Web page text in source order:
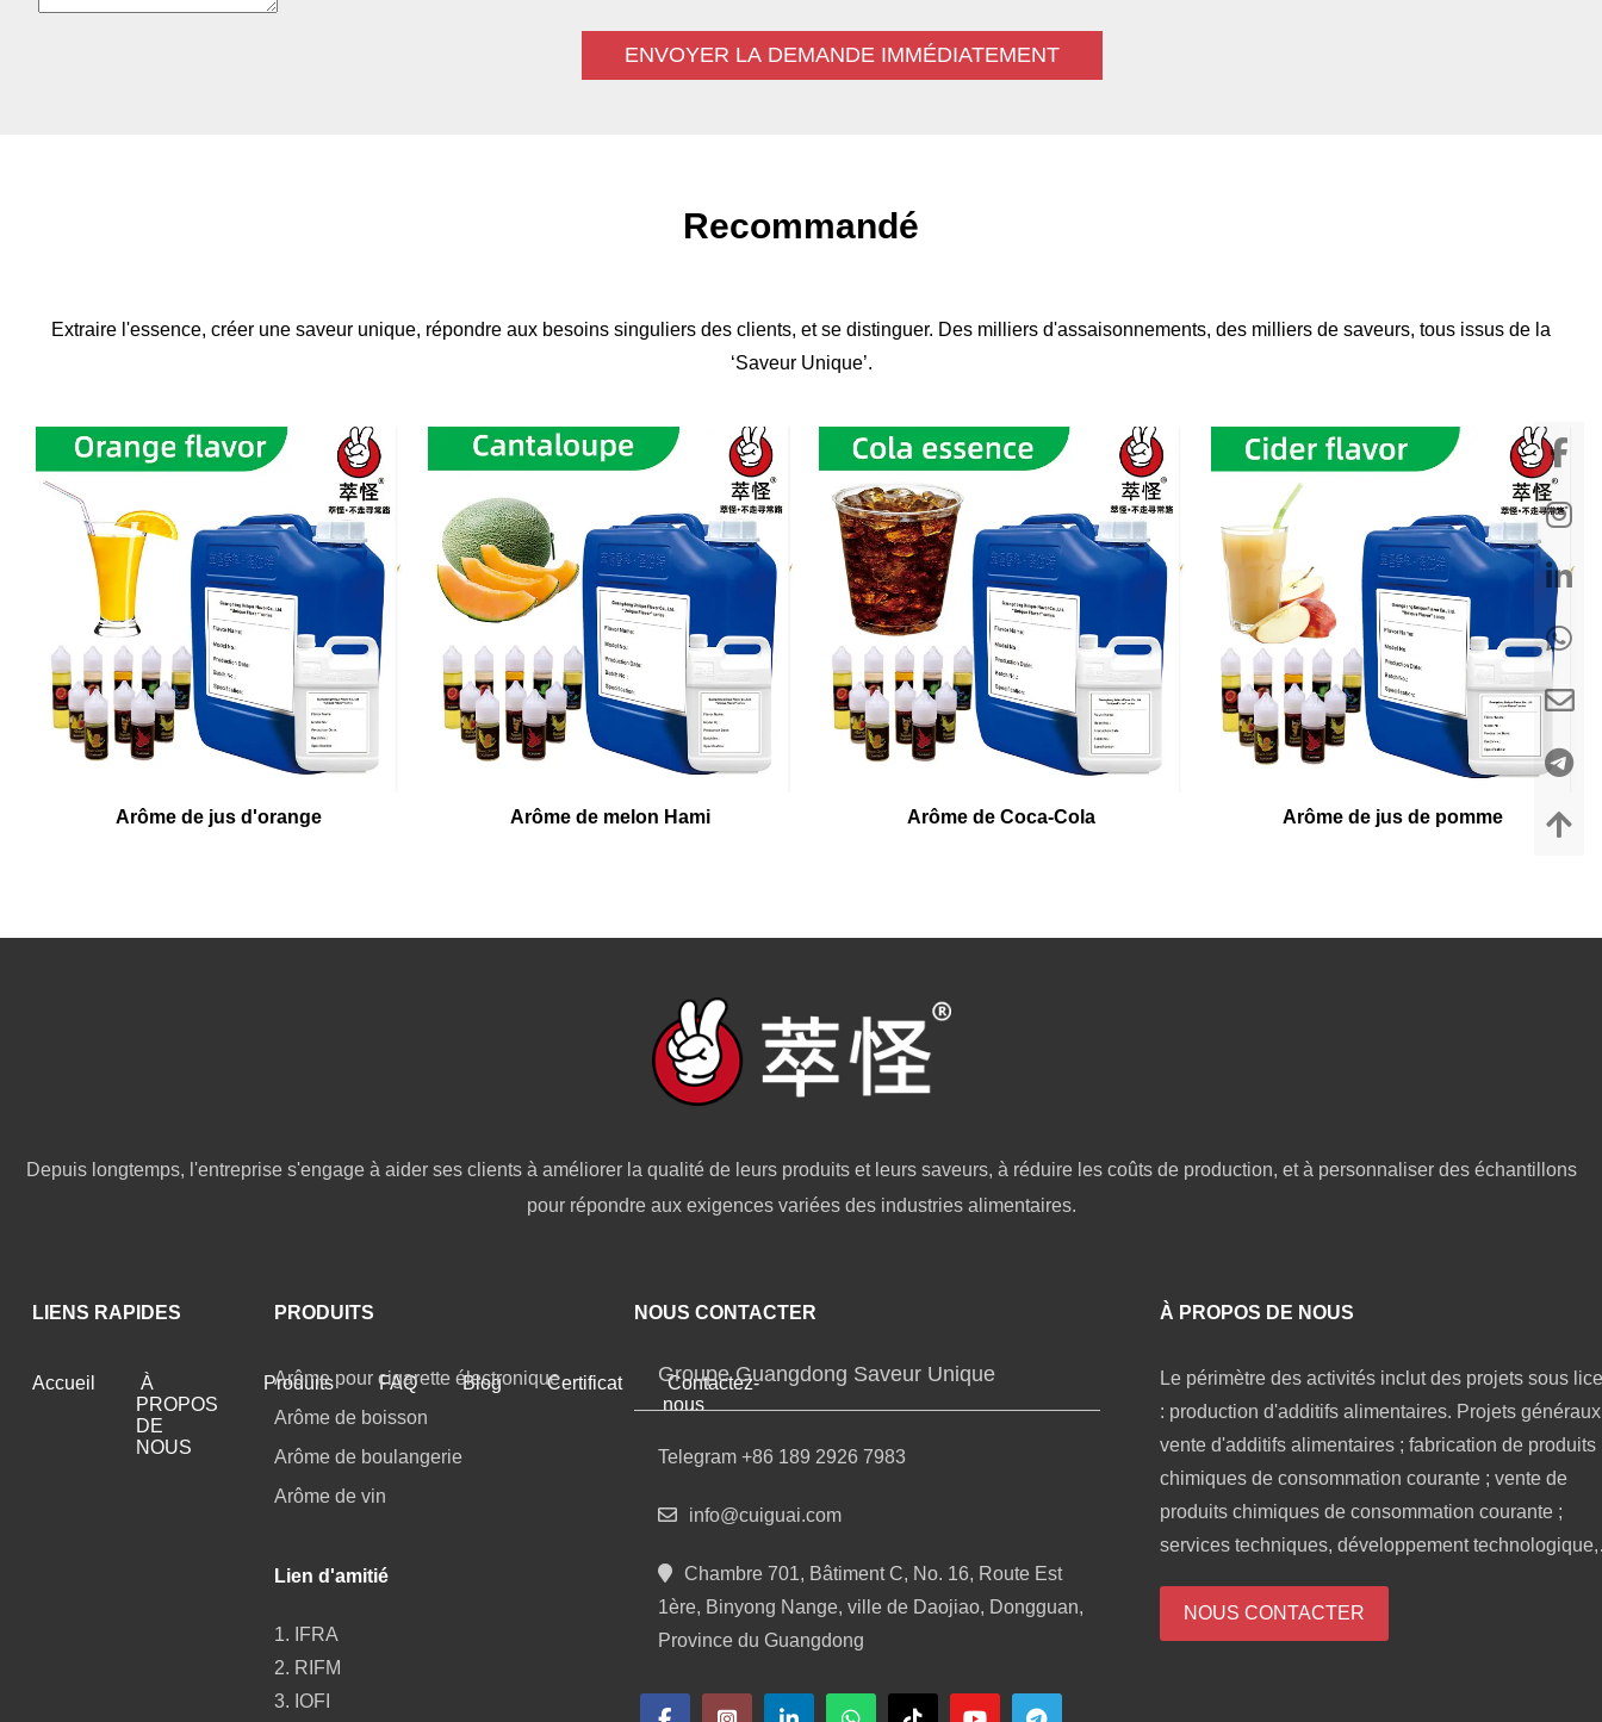
ENVOYER LA DEMANDE IMMÉDIATEMENT
Recommandé
Extraire l'essence, créer une saveur unique, répondre aux besoins singuliers des clients, et se distinguer. Des milliers d'assaisonnements, des milliers de saveurs, tous issus de la
‘Saveur Unique’.
Arôme de jus d'orange Arôme de melon Hami Arôme de Coca-Cola Arôme de jus de pomme
Depuis longtemps, l'entreprise s'engage à aider ses clients à améliorer la qualité de leurs produits et leurs saveurs, à réduire les coûts de production, et à personnaliser des échantillons
pour répondre aux exigences variées des industries alimentaires.
LIENS RAPIDES
Accueil
À
PROPOS
DE
NOUS
Produits FAQ Blog Certificat
Contactez-
nous
PRODUITS
Arôme pour cigarette électronique
Arôme de boisson
Arôme de boulangerie
Arôme de vin
Lien d'amitié
1. IFRA
2. RIFM
3. IOFI
NOUS CONTACTER
Groupe Guangdong Saveur Unique
Telegram +86 189 2926 7983
info@cuiguai.com
Chambre 701, Bâtiment C, No. 16, Route Est
1ère, Binyong Nange, ville de Daojiao, Dongguan,
Province du Guangdong
À PROPOS DE NOUS
Le périmètre des activités inclut des projets sous
: production d'additifs alimentaires. Projets
vente d'additifs alimentaires ; fabrication de produits
chimiques de consommation courante ; vente de
produits chimiques de consommation courante ;
services techniques, développement technologique,
transfert de technologie et promotion technologique ;
recherche et développement d'aliments biologiques
NOUS CONTACTER